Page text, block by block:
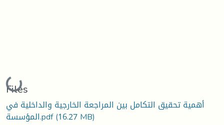
Loading...
Files
أهمية تحقيق التكامل بين المراجعة الخارجية والداخلية في
المؤسسة.pdf(16.27 MB)